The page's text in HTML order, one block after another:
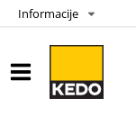
Informacije